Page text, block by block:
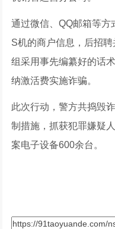
通过微信、QQ邮箱等
S机的商户信息，后招
组采用事先编纂好的话
纳激活费实施诈骗。
此次行动，警方共捣毁
制措施，抓获犯罪嫌疑
案电子设备600余台。